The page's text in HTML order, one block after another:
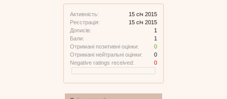
Активність:
15 січ 2015
Реєстрація:
15 січ 2015
Дописів:
1
Бали:
1
Отримані позитивні оцінки:
0
Отримані нейтральні оцінки:
0
Negative ratings received:
0